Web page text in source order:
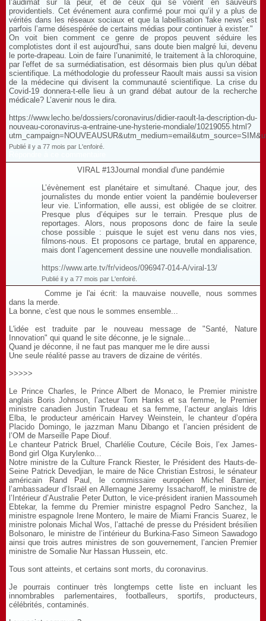
l’audimat sur la peur, et de ceux qui se voient en sauveurs
providentiels. Cet événement aura confirmé pour moi qu’il y a plus de
vérités dans les réseaux sociaux et que la labellisation 'fake news' est
parfois l’arme désespérée de certains médias pour continuer à exister."
On voit bien comment ce genre de propos peuvent séduire les
complotistes dont il est aujourd'hui, sans doute bien malgré lui, devenu
le porte-drapeau. Loin de faire l’unanimité, le traitement à la chloroquine,
par l'effet de sa surmédiatisation, est désormais bien plus qu'un débat
scientifique. La méthodologie du professeur Raoult mais aussi sa vision
de la médecine qui divisent la communauté scientifique. La crise du
Covid-19 donnera-t-elle lieu à un grand débat autour de la recherche
médicale? L’avenir nous le dira.
https://www.lecho.be/dossiers/coronavirus/didier-raoult-la-description-du-
nouveau-coronavirus-a-entraine-une-hysterie-mondiale/10219055.html?
Publié il y a 77 mois par L'enfoiré.
VIRAL #13Journal mondial d'une pandémie
L’évènement est planétaire et simultané. Chaque jour, des
journalistes du monde entier voient la pandémie bouleverser
leur vie. L’information, elle aussi, est obligée de se cloitrer.
Presque plus d’équipes sur le terrain. Presque plus de
reportages. Alors, nous proposons donc de faire la seule
chose possible : puisque le sujet est venu dans nos vies,
filmons-nous. Et proposons ce partage, brutal en apparence,
mais dont l’agencement dessine une nouvelle mondialisation.
https://www.arte.tv/fr/videos/096947-014-A/viral-13/
Publié il y a 77 mois par L'enfoiré.
Comme je l'ai écrit: la mauvaise nouvelle, nous sommes
dans la merde.
La bonne, c'est que nous le sommes ensemble...
L'idée est traduite par le nouveau message de "Santé, Nature
Innovation" qui quand le site déconne, je le signale...
Quand je déconne, il ne faut pas manquer me le dire aussi
Une seule réalité passe au travers de dizaine de vérités.
>>>>>
Le Prince Charles, le Prince Albert de Monaco, le Premier ministre
anglais Boris Johnson, l’acteur Tom Hanks et sa femme, le Premier
ministre canadien Justin Trudeau et sa femme, l’acteur anglais Idris
Elba, le producteur américain Harvey Weinstein, le chanteur d’opéra
Placido Domingo, le jazzman Manu Dibango et l’ancien président de
l’OM de Marseille Pape Diouf.
Le chanteur Patrick Bruel, Charlélie Couture, Cécile Bois, l’ex James-
Bond girl Olga Kurylenko...
Notre ministre de la Culture Franck Riester, le Président des Hauts-de-
Seine Patrick Devedjian, le maire de Nice Christian Estrosi, le sénateur
américain Rand Paul, le commissaire européen Michel Barnier,
l’ambassadeur d’Israël en Allemagne Jeremy Issacharoff, le ministre de
l’Intérieur d’Australie Peter Dutton, le vice-président iranien Massoumeh
Ebtekar, la femme du Premier ministre espagnol Pedro Sanchez, la
ministre espagnole Irene Montero, le maire de Miami Francis Suarez, le
ministre polonais Michal Wos, l’attaché de presse du Président brésilien
Bolsonaro, le ministre de l’intérieur du Burkina-Faso Simeon Sawadogo
ainsi que trois autres ministres de son gouvernement, l’ancien Premier
ministre de Somalie Nur Hassan Hussein, etc.
Tous sont atteints, et certains sont morts, du coronavirus.
Je pourrais continuer très longtemps cette liste en incluant les
innombrables parlementaires, footballeurs, sportifs, producteurs,
célébrités, contaminés.